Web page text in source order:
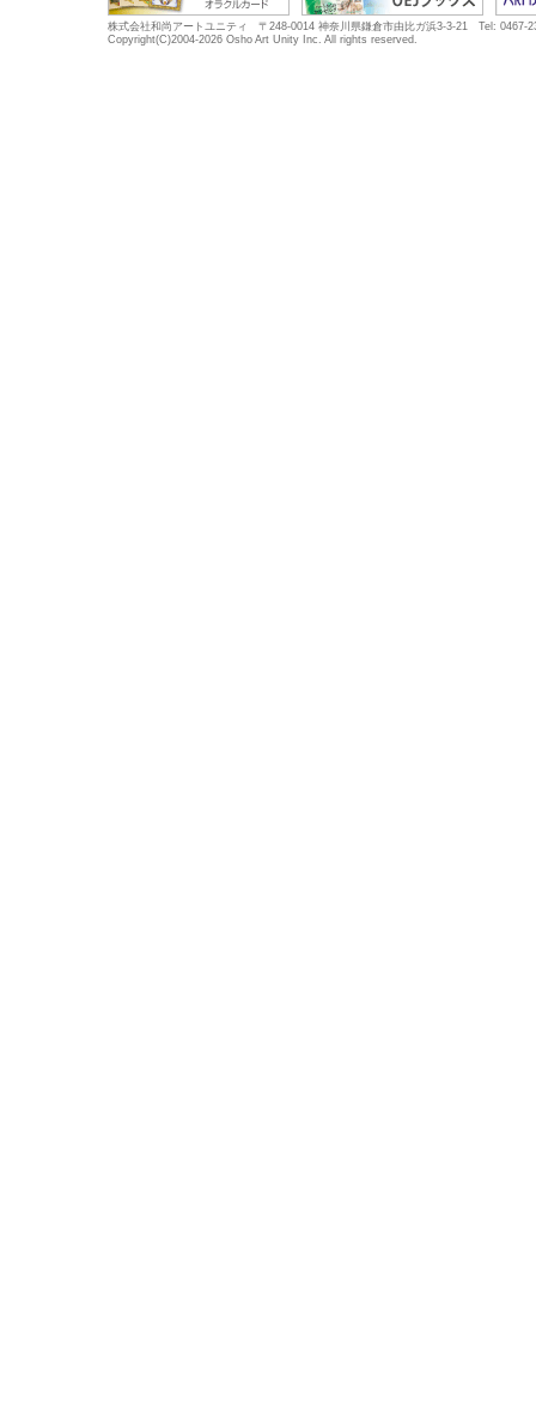
株式会社和尚アートユニティ 〒248-0014 神奈川県鎌倉市由比ガ浜3-3-21 Tel: 0467-
Copyright(C)2004-2026 Osho Art Unity Inc. All rights reserved.